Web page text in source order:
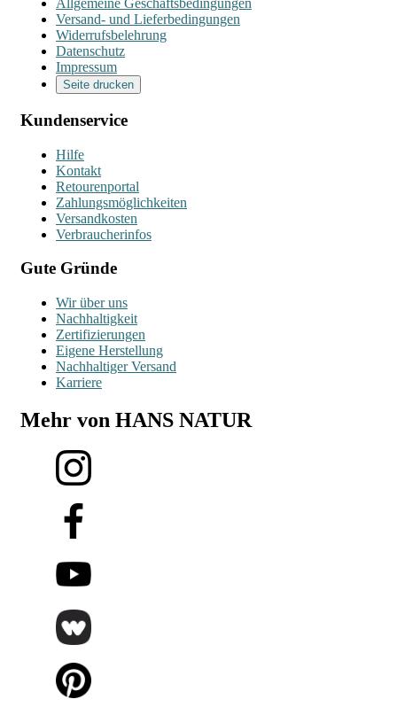
Allgemeine Geschäftsbedingungen
Versand- und Lieferbedingungen
Widerrufsbelehrung
Datenschutz
Impressum
Seite drucken
Kundenservice
Hilfe
Kontakt
Retourenportal
Zahlungsmöglichkeiten
Versandkosten
Verbraucherinfos
Gute Gründe
Wir über uns
Nachhaltigkeit
Zertifizierungen
Eigene Herstellung
Nachhaltiger Versand
Karriere
Mehr von HANS NATUR